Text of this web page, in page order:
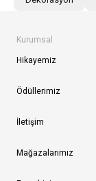
Kurumsal
Hikayemiz
Ödüllerimiz
İletişim
Mağazalarımız